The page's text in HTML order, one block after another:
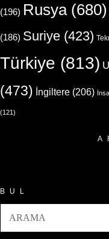
(196) Rusya(680)
(186) Suriye (423)
Türkiye (813)
(473) İngiltere (206)
(121)
BUL